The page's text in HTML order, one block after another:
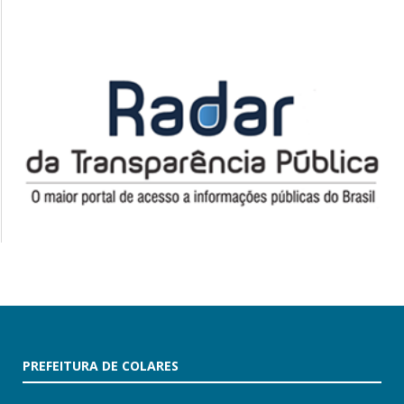
PREFEITURA DE COLARES